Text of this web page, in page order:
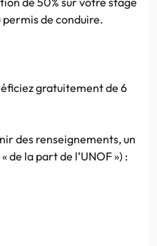
de conduire.
gratuitement de 6
des renseignements, un
de la part de l’UNOF ») :